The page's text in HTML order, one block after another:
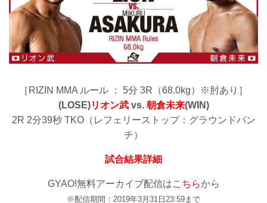
［RIZIN MMA ルール ： 5分 3R（68.0kg）※肘あり］
(LOSE)リオン武vs. 朝倉未来(WIN)
2R 2分39秒 TKO（レフェリーストップ：グラウンドパン
チ）
試合結果詳細
GYAO!無料アーカイブ配信はこちらから
※配信期間：2019年3月31日23:59まで